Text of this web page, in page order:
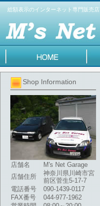
総額表示のインターネット専門販売店
Shop Information
店舗名
M's Net Garage
店舗住所
神奈川県川崎市宮
前区菅生5-17-7
電話番号
090-1439-0117
FAX番号
044-977-1962